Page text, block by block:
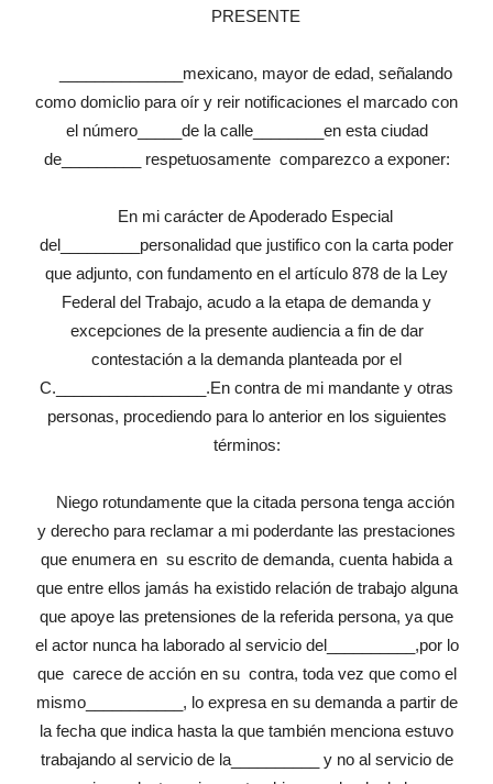
PRESENTE
______________mexicano, mayor de edad, señalando
como domiclio para oír y reir notificaciones el marcado con
el número_____de la calle________en esta ciudad
de_________ respetuosamente comparezco a exponer:
En mi carácter de Apoderado Especial
del_________personalidad que justifico con la carta poder
que adjunto, con fundamento en el artículo 878 de la Ley
Federal del Trabajo, acudo a la etapa de demanda y
excepciones de la presente audiencia a fin de dar
contestación a la demanda planteada por el
C._________________.En contra de mi mandante y otras
personas, procediendo para lo anterior en los siguientes
términos:
Niego rotundamente que la citada persona tenga acción
y derecho para reclamar a mi poderdante las prestaciones
que enumera en su escrito de demanda, cuenta habida a
que entre ellos jamás ha existido relación de trabajo alguna
que apoye las pretensiones de la referida persona, ya que
el actor nunca ha laborado al servicio del__________,por lo
que carece de acción en su contra, toda vez que como el
mismo___________, lo expresa en su demanda a partir de
la fecha que indica hasta la que también menciona estuvo
trabajando al servicio de la__________ y no al servicio de